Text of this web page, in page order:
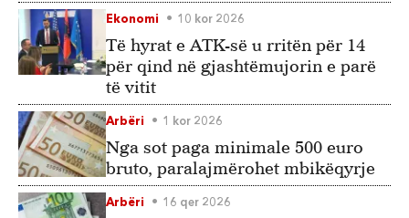
Ekonomi 10 kor 2026
Të hyrat e ATK-së u rritën për 14
për qind në gjashtëmujorin e parë
të vitit
Arbëri 1 kor 2026
Nga sot paga minimale 500 euro
bruto, paralajmërohet mbikëqyrje
Arbëri 16 qer 2026